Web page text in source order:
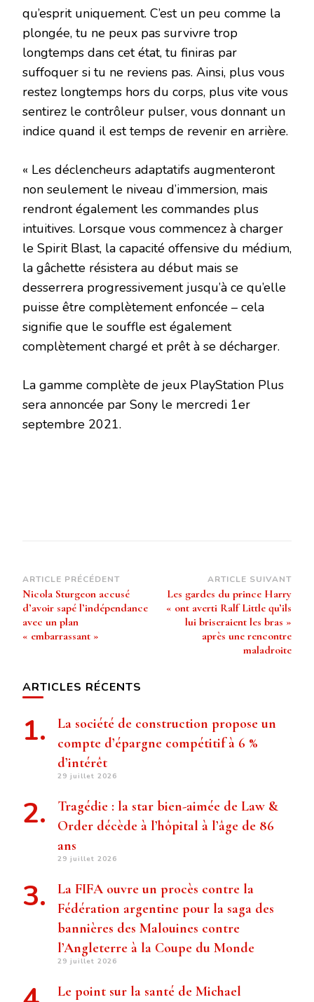
qu’esprit uniquement. C’est un peu comme la
plongée, tu ne peux pas survivre trop
longtemps dans cet état, tu finiras par
suffoquer si tu ne reviens pas. Ainsi, plus vous
restez longtemps hors du corps, plus vite vous
sentirez le contrôleur pulser, vous donnant un
indice quand il est temps de revenir en arrière.
« Les déclencheurs adaptatifs augmenteront
non seulement le niveau d’immersion, mais
rendront également les commandes plus
intuitives. Lorsque vous commencez à charger
le Spirit Blast, la capacité offensive du médium,
la gâchette résistera au début mais se
desserrera progressivement jusqu’à ce qu’elle
puisse être complètement enfoncée – cela
signifie que le souffle est également
complètement chargé et prêt à se décharger.
La gamme complète de jeux PlayStation Plus
sera annoncée par Sony le mercredi 1er
septembre 2021.
Navigation
d’article
ARTICLE PRÉCÉDENT
Nicola Sturgeon accusé
d’avoir sapé l’indépendance
avec un plan
« embarrassant »
ARTICLE SUIVANT
Les gardes du prince Harry
« ont averti Ralf Little qu’ils
lui briseraient les bras »
après une rencontre
maladroite
ARTICLES RÉCENTS
La société de construction propose un
compte d’épargne compétitif à 6 %
d’intérêt
29 juillet 2026
Tragédie : la star bien-aimée de Law &
Order décède à l’hôpital à l’âge de 86
ans
29 juillet 2026
La FIFA ouvre un procès contre la
Fédération argentine pour la saga des
bannières des Malouines contre
l’Angleterre à la Coupe du Monde
29 juillet 2026
Le point sur la santé de Michael